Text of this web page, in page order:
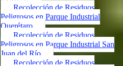
Recolección de Residuos
Peligrosos en Parque Industrial
Querétaro
Recolección de Residuos
Peligrosos en Parque Industrial San
Juan del Río
Recolección de Residuos